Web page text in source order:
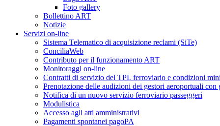
Foto gallery
Bollettino ART
Notizie
Servizi on-line
Sistema Telematico di acquisizione reclami (SiTe)
ConciliaWeb
Contributo per il funzionamento ART
Monitoraggi on-line
Contratti di servizio del TPL ferroviario e condizioni
Prenotazione delle audizioni dei gestori aeroportuali con
Notifica di un nuovo servizio ferroviario passeggeri
Modulistica
Accesso agli atti amministrativi
Pagamenti spontanei pagoPA